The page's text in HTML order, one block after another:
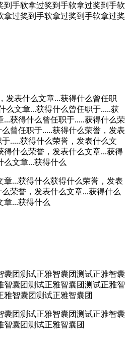
到手软拿过奖到手软拿过奖到手软
拿过奖到手软拿过奖到手软拿过奖
发表什么文章...获得什么曾任职
么文章...获得什么曾任职于.....获
获得什么曾任职于.....获得什么荣
曾任职于.....获得什么荣誉，发表
.....获得什么荣誉，发表什么文
得什么荣誉，发表什么文章...获得
么文章...获得什么
...获得什么获得什么荣誉，发表
荣誉，发表什么文章...获得什么
章...获得什么
囊团测试正雅智囊团测试正雅智囊
智囊团测试正雅智囊团测试正雅智
雅智囊团测试正雅智囊团
囊团测试正雅智囊团测试正雅智囊
智囊团测试正雅智囊团